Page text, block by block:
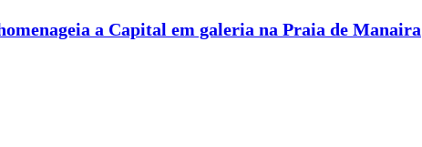
a Capital em galeria na Praia de Manaira